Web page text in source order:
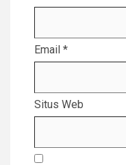
Email *
Situs Web